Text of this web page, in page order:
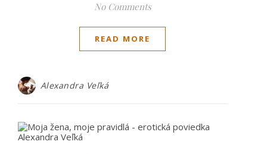
No Comments
READ MORE
Alexandra Veľká